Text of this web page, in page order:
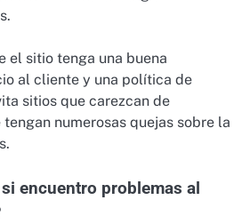
el sitio tenga una buena
al cliente y una política de
sitios que carezcan de
numerosas quejas sobre la
encuentro problemas al